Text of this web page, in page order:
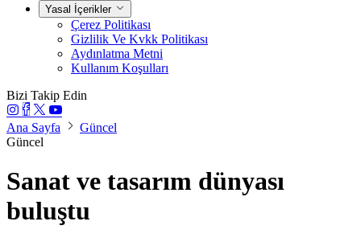
Yasal İçerikler
Çerez Politikası
Gizlilik Ve Kvkk Politikası
Aydınlatma Metni
Kullanım Koşulları
Bizi Takip Edin
Ana Sayfa
Güncel
Güncel
Sanat ve tasarım dünyası
buluştu